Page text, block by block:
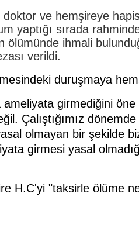
yaptığı sırada
ölümünde ihmali
verildi.
duruşmaya
ameliyata girmediğini
Çalıştığımız
olmayan bir şekilde
girmesi yasal
H.C'yi "taksirle ölüme